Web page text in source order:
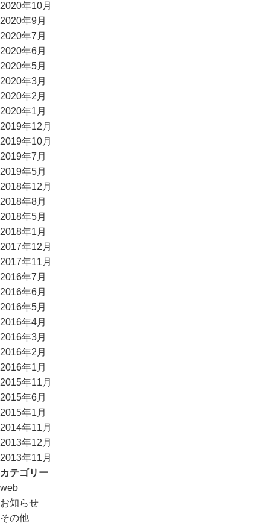
2020年10月
2020年9月
2020年7月
2020年6月
2020年5月
2020年3月
2020年2月
2020年1月
2019年12月
2019年10月
2019年7月
2019年5月
2018年12月
2018年8月
2018年5月
2018年1月
2017年12月
2017年11月
2016年7月
2016年6月
2016年5月
2016年4月
2016年3月
2016年2月
2016年1月
2015年11月
2015年6月
2015年1月
2014年11月
2013年12月
2013年11月
カテゴリー
web
お知らせ
その他